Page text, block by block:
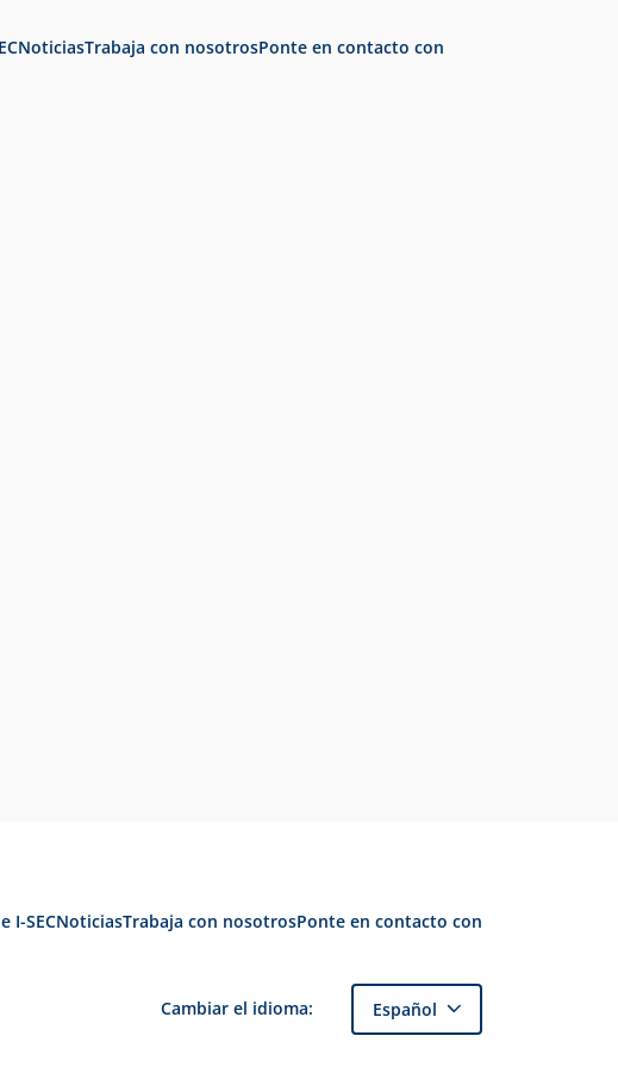
NoticiasTrabaja con nosotrosPonte en contacto con
I-SECNoticiasTrabaja con nosotrosPonte en contacto con
Cambiar el idioma: Español